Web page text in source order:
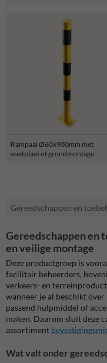
Rampaal Ø60x900mm met
voetplaat of grondmontage
Gereedschappen en
Gereedschappen en
en veilige montage
Deze productgroep is
facilitair beheerders,
verkeers- en
wanneer je al beschikt
passend hulpmiddel of
maken. Daarom sluit deze
assortiment
Wat valt onder